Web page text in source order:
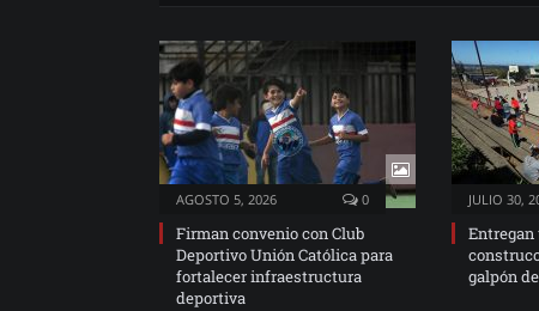
AGOSTO 5, 2026 0
Firman convenio con Club
Deportivo Unión Católica para
fortalecer infraestructura
deportiva
JULIO 30,
galpón